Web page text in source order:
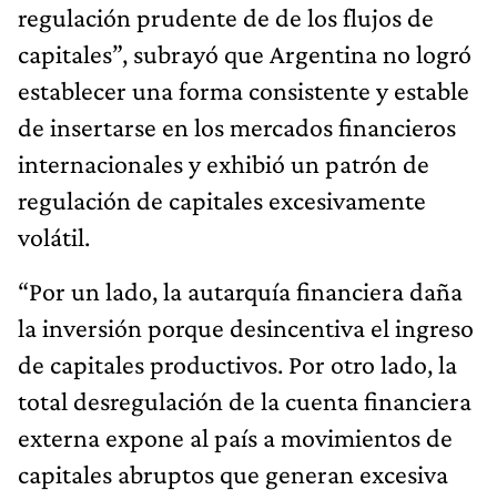
regulación prudente de de los flujos de
capitales”, subrayó que Argentina no logró
establecer una forma consistente y estable
de insertarse en los mercados financieros
internacionales y exhibió un patrón de
regulación de capitales excesivamente
volátil.
“Por un lado, la autarquía financiera daña
la inversión porque desincentiva el ingreso
de capitales productivos. Por otro lado, la
total desregulación de la cuenta financiera
externa expone al país a movimientos de
capitales abruptos que generan excesiva